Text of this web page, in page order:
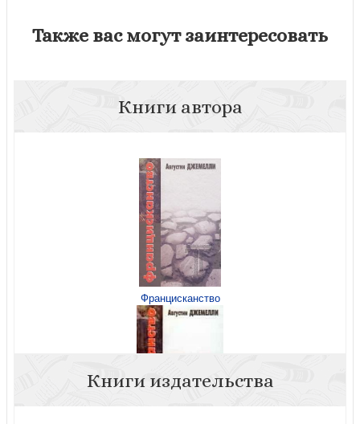
Также вас могут заинтересовать
Книги автора
Францисканство
Книги издательства